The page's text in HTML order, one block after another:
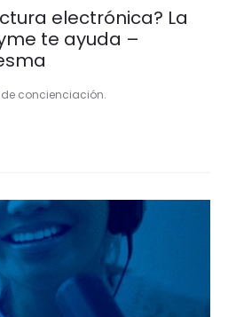
electrónica? La
te ayuda –
concienciación.